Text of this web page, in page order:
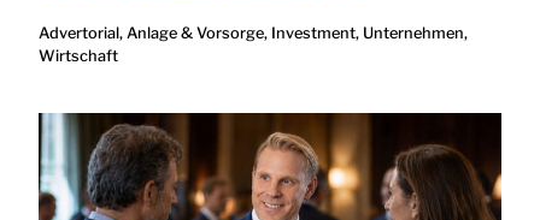
Advertorial, Anlage & Vorsorge, Investment, Unternehmen,
Wirtschaft